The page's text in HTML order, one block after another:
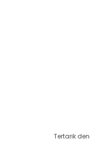
Tertarik